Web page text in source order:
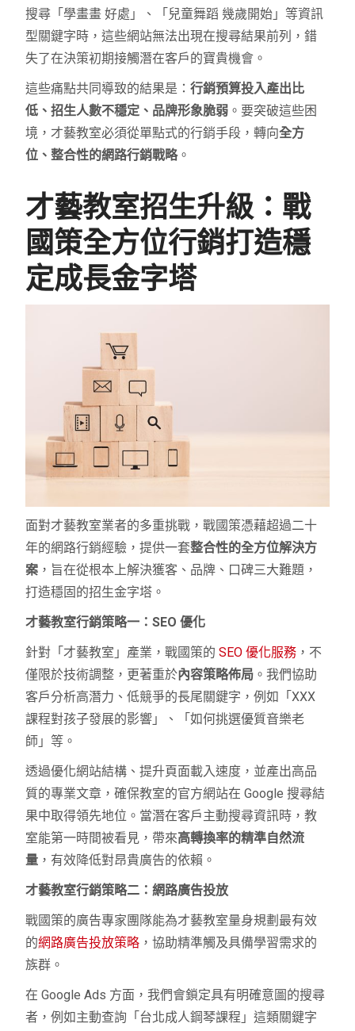
搜尋「學畫畫 好處」、「兒童舞蹈 幾歲開始」等資訊
型關鍵字時，這些網站無法出現在搜尋結果前列，錯
失了在決策初期接觸潛在客戶的寶貴機會。
這些痛點共同導致的結果是：行銷預算投入產出比
低、招生人數不穩定、品牌形象脆弱 。要突破這些困
境，才藝教室必須從單點式的行銷手段，轉向全方
位、整合性的網路行銷戰略。
才藝教室招生升級：戰
國策全方位行銷打造穩
定成長金字塔
面對才藝教室業者的多重挑戰，戰國策憑藉超過二十
年的網路行銷經驗，提供一套整合性的全方位解決方
案 ，旨在從根本上解決獲客、品牌、口碑三大難題，
打造穩固的招生金字塔。
才藝教室行銷策略一：SEO 優化
針對「才藝教室」產業，戰國策的SEO 優化服務 ，不
僅限於技術調整，更著重於內容策略佈局 。我們協助
客戶分析高潛力、低競爭的長尾關鍵字，例如「XXX
課程對孩子發展的影響」、「如何挑選優質音樂老
師」等。
透過優化網站結構、提升頁面載入速度，並產出高品
質的專業文章，確保教室的官方網站在 Google 搜尋結
果中取得領先地位。當潛在客戶主動搜尋資訊時，教
室能第一時間被看見，帶來高轉換率的精準自然流
量 ，有效降低對昂貴廣告的依賴。
才藝教室行銷策略二：網路廣告投放
戰國策的廣告專家團隊能為才藝教室量身規劃最有效
的網路廣告投放策略 ，協助精準觸及具備學習需求的
族群。
在 Google Ads 方面，我們會鎖定具有明確意圖的搜尋
者，例如主動查詢「台北成人鋼琴課程」這類關鍵字